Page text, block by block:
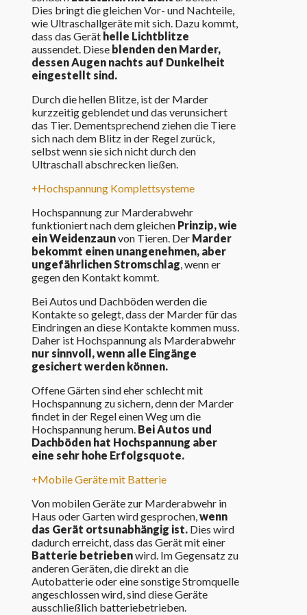
Dies bringt die gleichen Vor- und Nachteile,
wie Ultraschallgeräte mit sich. Dazu kommt,
dass das Gerät helle Lichtblitze
aussendet. Diese blenden den Marder,
dessen Augen nachts auf Dunkelheit
eingestellt sind.
Durch die hellen Blitze, ist der Marder
kurzzeitig geblendet und das verunsichert
das Tier. Dementsprechend ziehen die Tiere
sich nach dem Blitz in der Regel zurück,
selbst wenn sie sich nicht durch den
Ultraschall abschrecken ließen.
Hochspannung Komplettsysteme
Hochspannung zur Marderabwehr
funktioniert nach dem gleichen Prinzip, wie
ein Weidenzaunvon Tieren. Der Marder
bekommt einen unangenehmen, aber
ungefährlichen Stromschlag, wenn er
gegen den Kontakt kommt.
Bei Autos und Dachböden werden die
Kontakte so gelegt, dass der Marder für das
Eindringen an diese Kontakte kommen muss.
Daher ist Hochspannung als Marderabwehr
nur sinnvoll, wenn alle Eingänge
gesichert werden können.
Offene Gärten sind eher schlecht mit
Hochspannung zu sichern, denn der Marder
findet in der Regel einen Weg um die
Hochspannung herum. Bei Autos und
Dachböden hat Hochspannung aber
eine sehr hohe Erfolgsquote.
Mobile Geräte mit Batterie
Von mobilen Geräte zur Marderabwehr in
Haus oder Garten wird gesprochen,wenn
das Gerät ortsunabhängig ist.Dies wird
dadurch erreicht, dass das Gerät mit einer
Batterie betriebenwird. Im Gegensatz zu
anderen Geräten, die direkt an die
Autobatterie oder eine sonstige Stromquelle
angeschlossen wird, sind diese Geräte
ausschließlich batteriebetrieben.